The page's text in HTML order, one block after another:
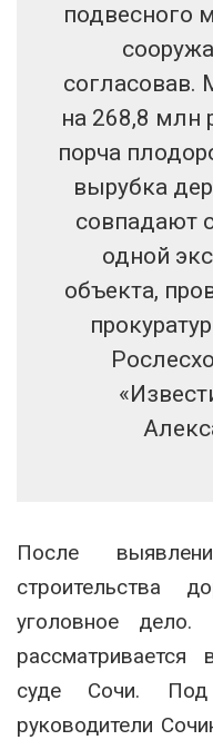
подвесного
согласовав.
на 268,8 млн
порча
вырубка
совпадают
одной
объекта,
После
строительства
уголовное
суде Сочи. Под
руководители